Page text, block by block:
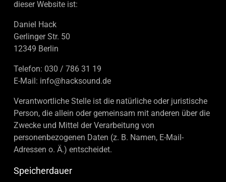
dieser Website ist:
Daniel Hack
Gerlinger Str. 50
12349 Berlin
Telefon: 030 / 786 31 19
E-Mail: info@hacksound.de
Verantwortliche Stelle ist die natürliche oder juristische
Person, die allein oder gemeinsam mit anderen über die
Zwecke und Mittel der Verarbeitung von
personenbezogenen Daten (z. B. Namen, E-Mail-
Adressen o. Ä.) entscheidet.
Speicherdauer